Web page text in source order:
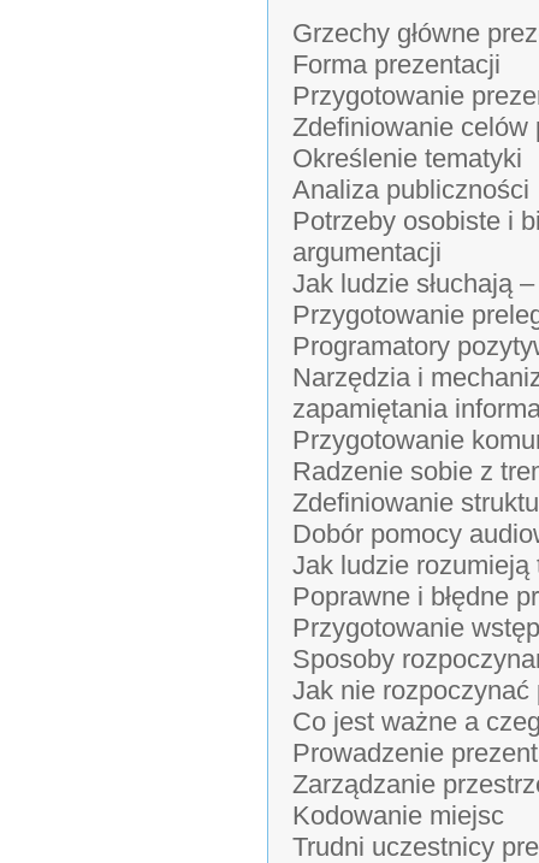
Grzechy główne
Forma prezentacji
Przygotowanie
Zdefiniowanie celów
Określenie tematyki
Analiza publiczności
Potrzeby osobiste i
argumentacji
Jak ludzie słuchają
Przygotowanie
Programatory
Narzędzia i
zapamiętania
Przygotowanie
Radzenie sobie z
Zdefiniowanie
Dobór pomocy
Jak ludzie rozumieją
Poprawne i błędne
Przygotowanie
Sposoby
Jak nie rozpoczynać
Co jest ważne a
Prowadzenie
Zarządzanie
Kodowanie miejsc
Trudni uczestnicy